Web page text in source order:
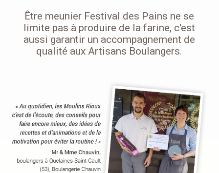
Être meunier Festival des Pains ne se
limite pas à produire de la farine, c'est
aussi garantir un accompagnement de
qualité aux Artisans Boulangers.